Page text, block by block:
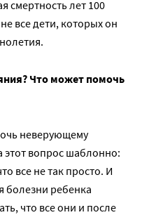
смертность лет 100
все дети, которых он
Что может помочь
неверующему
этот вопрос шаблонно:
все не так просто. И
болезни ребенка
что все они и после